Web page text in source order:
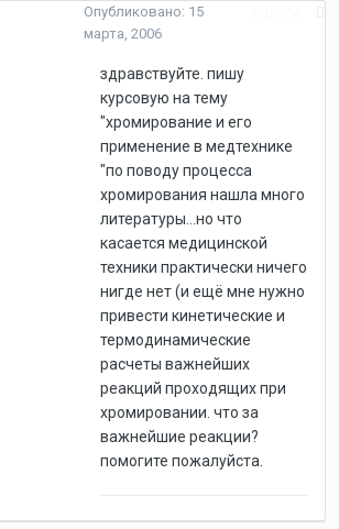
Опубликовано: 15
марта, 2006
здравствуйте. пишу
курсовую на тему
"хромирование и его
применение в медтехнике
"по поводу процесса
хромирования нашла много
литературы...но что
касается медицинской
техники практически ничего
нигде нет (и ещё мне нужно
привести кинетические и
термодинамические
расчеты важнейших
реакций проходящих при
хромировании. что за
важнейшие реакции?
помогите пожалуйста.